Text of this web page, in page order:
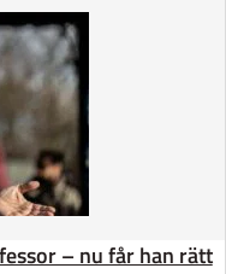
– nu får han rätt